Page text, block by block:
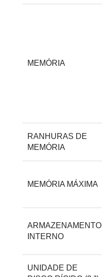
MEMÓRIA
RANHURAS DE
MEMÓRIA
MEMÓRIA MÁXIMA
ARMAZENAMENTO
INTERNO
UNIDADE DE